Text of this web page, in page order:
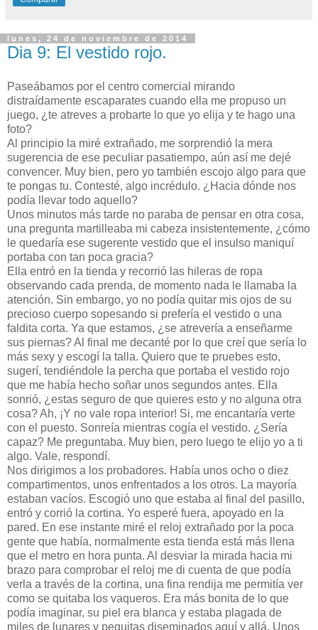
lunes, 24 de noviembre de 2014
Dia 9: El vestido rojo.
Paseábamos por el centro comercial mirando
distraídamente escaparates cuando ella me propuso un
juego, ¿te atreves a probarte lo que yo elija y te hago una
foto?
Al principio la miré extrañado, me sorprendió la mera
sugerencia de ese peculiar pasatiempo, aún así me dejé
convencer. Muy bien, pero yo también escojo algo para que
te pongas tu. Contesté, algo incrédulo. ¿Hacia dónde nos
podía llevar todo aquello?
Unos minutos más tarde no paraba de pensar en otra cosa,
una pregunta martilleaba mi cabeza insistentemente, ¿cómo
le quedaría ese sugerente vestido que el insulso maniquí
portaba con tan poca gracia?
Ella entró en la tienda y recorrió las hileras de ropa
observando cada prenda, de momento nada le llamaba la
atención. Sin embargo, yo no podía quitar mis ojos de su
precioso cuerpo sopesando si prefería el vestido o una
faldita corta. Ya que estamos, ¿se atrevería a enseñarme
sus piernas? Al final me decanté por lo que creí que sería lo
más sexy y escogí la talla. Quiero que te pruebes esto,
sugerí, tendiéndole la percha que portaba el vestido rojo
que me había hecho soñar unos segundos antes. Ella
sonrió, ¿estas seguro de que quieres esto y no alguna otra
cosa? Ah, ¡Y no vale ropa interior! Si, me encantaría verte
con el puesto. Sonreía mientras cogía el vestido. ¿Sería
capaz? Me preguntaba. Muy bien, pero luego te elijo yo a ti
algo. Vale, respondí.
Nos dirigimos a los probadores. Había unos ocho o diez
compartimentos, unos enfrentados a los otros. La mayoría
estaban vacíos. Escogió uno que estaba al final del pasillo,
entró y corrió la cortina. Yo esperé fuera, apoyado en la
pared. En ese instante miré el reloj extrañado por la poca
gente que había, normalmente esta tienda está más llena
que el metro en hora punta. Al desviar la mirada hacia mi
brazo para comprobar el reloj me di cuenta de que podía
verla a través de la cortina, una fina rendija me permitía ver
como se quitaba los vaqueros. Era más bonita de lo que
podía imaginar, su piel era blanca y estaba plagada de
miles de lunares y pequitas diseminados aquí y allá. Unos